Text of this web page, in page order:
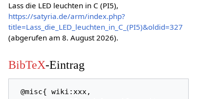
Lass die LED leuchten in C (PI5),
https://satyria.de/arm/index.php?
title=Lass_die_LED_leuchten_in_C_(PI5)&oldid=327
(abgerufen am 8. August 2026).
BibTeX-Eintrag
@misc{ wiki:xxx,